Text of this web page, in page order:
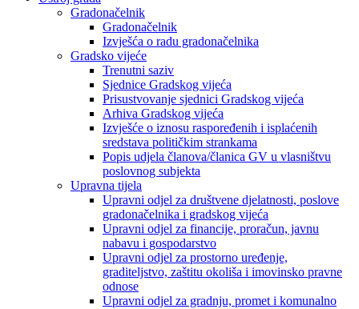
Gradonačelnik
Gradonačelnik
Izvješća o radu gradonačelnika
Gradsko vijeće
Trenutni saziv
Sjednice Gradskog vijeća
Prisustvovanje sjednici Gradskog vijeća
Arhiva Gradskog vijeća
Izvješće o iznosu raspoređenih i isplaćenih
sredstava političkim strankama
Popis udjela članova/članica GV u vlasništvu
poslovnog subjekta
Upravna tijela
Upravni odjel za društvene djelatnosti, poslove
gradonačelnika i gradskog vijeća
Upravni odjel za financije, proračun, javnu
nabavu i gospodarstvo
Upravni odjel za prostorno uređenje,
graditeljstvo, zaštitu okoliša i imovinsko pravne
odnose
Upravni odjel za gradnju, promet i komunalno